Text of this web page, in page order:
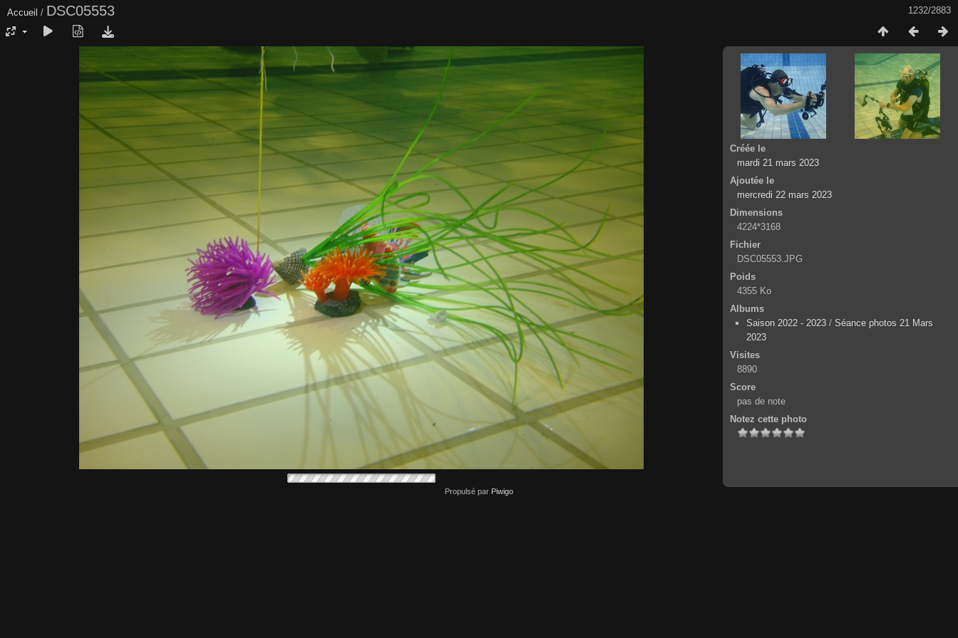
1232/2883
Accueil / DSC05553
Créée le
mardi 21 mars 2023
Ajoutée le
mercredi 22 mars 2023
Dimensions
4224*3168
Fichier
DSC05553.JPG
Poids
4355 Ko
Albums
Saison 2022 - 2023 / Séance photos 21 Mars
2023
Visites
8890
Score
pas de note
Notez cette photo
Propulsé par Piwigo